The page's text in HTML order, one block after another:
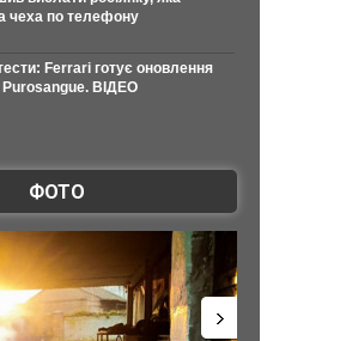
чеха по телефону
Ferrari готує оновлення
ВІДЕО
ФОТО